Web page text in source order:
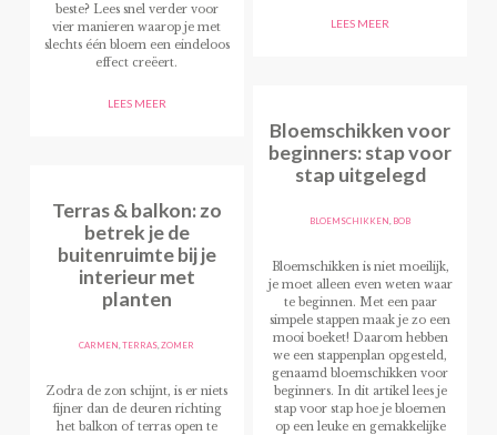
beste? Lees snel verder voor
vier manieren waarop je met
slechts één bloem een eindeloos
effect creëert.
LEES MEER
Terras & balkon: zo
betrek je de
buitenruimte bij je
interieur met
planten
CARMEN ,TERRAS ,ZOMER
Zodra de zon schijnt, is er niets
fijner dan de deuren richting
het balkon of terras open te
LEES MEER
Bloemschikken voor
beginners: stap voor
stap uitgelegd
BLOEMSCHIKKEN BOB
Bloemschikken is niet moeilijk,
je moet alleen even weten waar
te beginnen. Met een paar
simpele stappen maak je zo een
mooi boeket! Daarom hebben
we een stappenplan opgesteld,
genaamd bloemschikken voor
beginners. In dit artikel lees je
stap voor stap hoe je bloemen
op een leuke en gemakkelijke